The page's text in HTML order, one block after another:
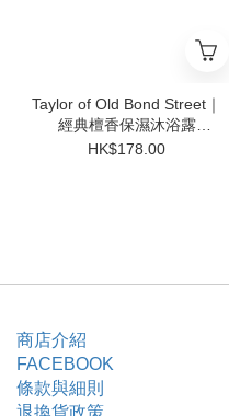
Taylor of Old Bond Street｜
經典檀香保濕沐浴露
(500ml)
HK$178.00
商店介紹
FACEBOOK
條款與細則
退換貨政策